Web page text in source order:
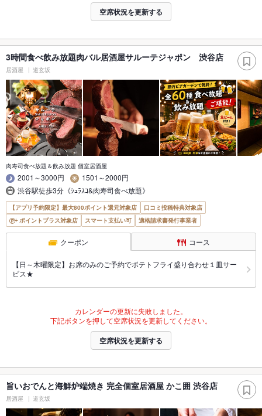
空席状況を更新する
3時間食べ飲み放題肉バル居酒屋サルーテジャポン 渋谷店
居酒屋 道玄坂
肉寿司食べ放題＆飲み放題 個室居酒屋
2001～3000円
1501～2000円
渋谷駅徒歩3分《ｼｭﾗｽｺ&肉寿司食べ放題》
【アプリ予約限定】最大800ポイント還元対象店
口コミ投稿特典対象店
ポイントプラス対象店
スマート支払い可 適格請求書発行事業者
クーポン コース
【日～木曜限定】お席のみのご予約でポテトフライ盛り合わせ１皿サー
ビス★
カレンダーの更新に失敗しました。
下記ボタンを押して空席状況を更新してください。
空席状況を更新する
旨いおでんと海鮮炉端焼き 完全個室居酒屋 かこ囲 渋谷店
居酒屋 道玄坂